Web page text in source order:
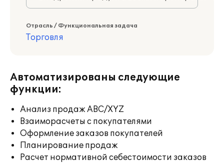
Отрасль / Функциональная задача
Торговля
Автоматизированы следующие
функции:
Анализ продаж ABC/XYZ
Взаиморасчеты с покупателями
Оформление заказов покупателей
Планирование продаж
Расчет нормативной себестоимости заказов